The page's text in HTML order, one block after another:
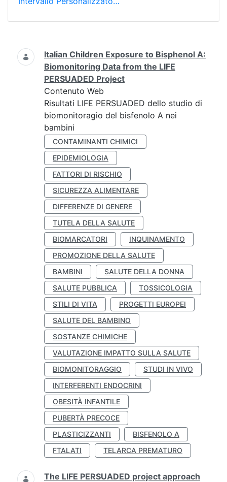
Ricerca
Italian Children Exposure to Bisphenol A:
Biomonitoring Data from the LIFE
PERSUADED Project
Contenuto Web
Risultati LIFE PERSUADED dello studio di
biomonitoragio del bisfenolo A nei
bambini
CONTAMINANTI CHIMICI
EPIDEMIOLOGIA
FATTORI DI RISCHIO
SICUREZZA ALIMENTARE
DIFFERENZE DI GENERE
TUTELA DELLA SALUTE
BIOMARCATORI
INQUINAMENTO
PROMOZIONE DELLA SALUTE
BAMBINI
SALUTE DELLA DONNA
SALUTE PUBBLICA
TOSSICOLOGIA
STILI DI VITA
PROGETTI EUROPEI
SALUTE DEL BAMBINO
SOSTANZE CHIMICHE
VALUTAZIONE IMPATTO SULLA SALUTE
BIOMONITORAGGIO
STUDI IN VIVO
INTERFERENTI ENDOCRINI
OBESITÀ INFANTILE
PUBERTÀ PRECOCE
PLASTICIZZANTI
BISFENOLO A
FTALATI
TELARCA PREMATURO
The LIFE PERSUADED project approach